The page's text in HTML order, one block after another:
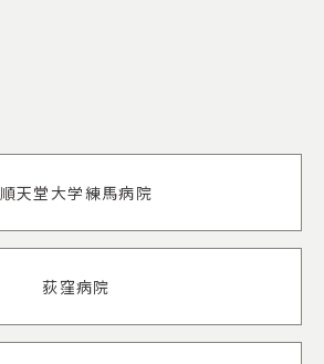
順天堂大学練馬病院
荻窪病院